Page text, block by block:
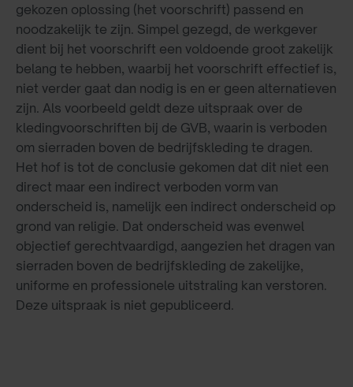
gekozen oplossing (het voorschrift) passend en
noodzakelijk te zijn. Simpel gezegd, de werkgever
dient bij het voorschrift een voldoende groot zakelijk
belang te hebben, waarbij het voorschrift effectief is,
niet verder gaat dan nodig is en er geen alternatieven
zijn. Als voorbeeld geldt deze uitspraak over de
kledingvoorschriften bij de GVB, waarin is verboden
om sierraden boven de bedrijfskleding te dragen.
Het hof is tot de conclusie gekomen dat dit niet een
direct maar een indirect verboden vorm van
onderscheid is, namelijk een indirect onderscheid op
grond van religie. Dat onderscheid was evenwel
objectief gerechtvaardigd, aangezien het dragen van
sierraden boven de bedrijfskleding de zakelijke,
uniforme en professionele uitstraling kan verstoren.
Deze uitspraak is niet gepubliceerd.